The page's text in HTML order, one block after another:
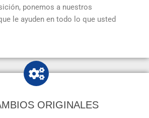
ponemos a nuestros
le ayuden en todo lo que usted
ORIGINALES